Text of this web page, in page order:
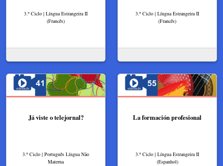
3.º Ciclo | Língua Estrangeira II
(Francês)
3.º Ciclo | Língua Estrangeira II
(Francês)
Já viste o telejornal?
3.º Ciclo | Português Língua Não
Materna
La formación profesional
3.º Ciclo | Língua Estrangeira II
(Espanhol)